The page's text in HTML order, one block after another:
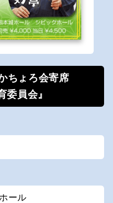
ちょろ会寄席
委員会』
ール